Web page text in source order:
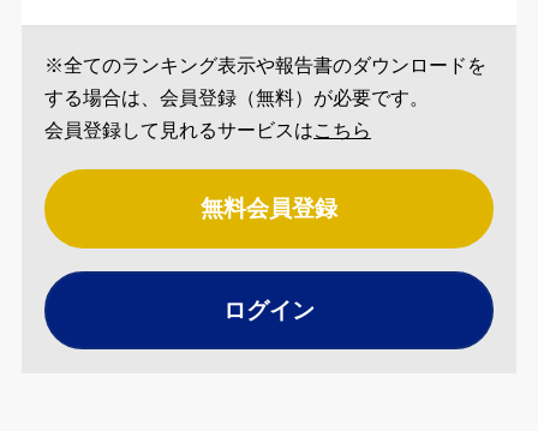
※全てのランキング表示や報告書のダウンロードを
する場合は、会員登録（無料）が必要です。
会員登録して見れるサービスはこちら
無料会員登録
ログイン